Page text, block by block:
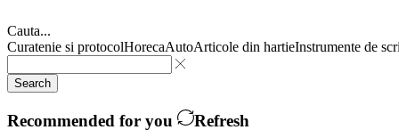
Cauta...
Curatenie si protocolHorecaAutoArticole din hartieInstrumente de
Search
Recommended for you Refresh